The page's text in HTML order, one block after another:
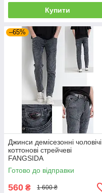
Купити
–65%
Джинси демісезонні чоловічі
коттонові стрейчеві
FANGSIDA
Готово до відправки
560 ₴ 1 600 ₴